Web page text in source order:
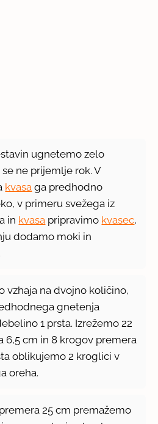
ugnetemo zelo
ne prijemlje rok. V
kvasa ga predhodno
v primeru svežega iz
in kvasa pripravimo kvasec,
dodamo moki in
vzhaja na dvojno količino,
gnetenja
1 prsta. Izrežemo 22
6,5 cm in 8 krogov premera
oblikujemo 2 kroglici v
oreha.
25 cm premažemo